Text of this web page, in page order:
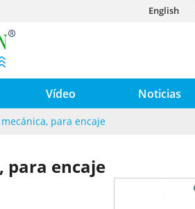
English
Vídeo Noticias
para encaje
para encaje